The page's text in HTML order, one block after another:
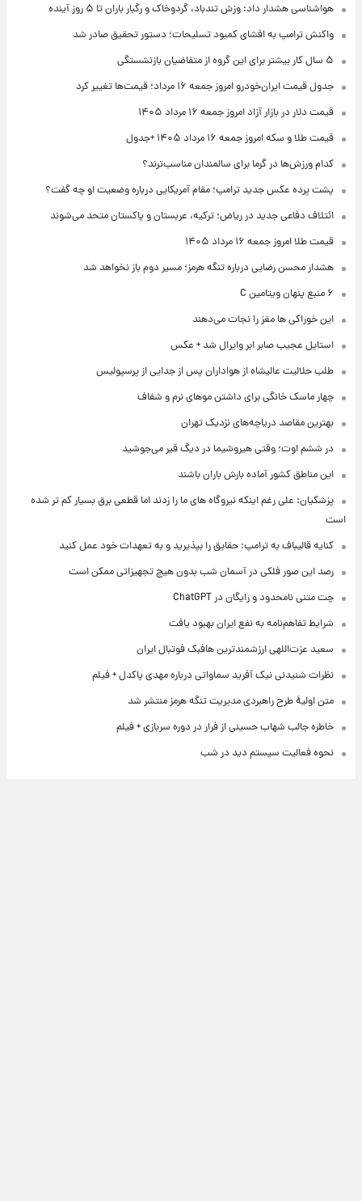
هواشناسی هشدار داد: وزش تندباد، گردوخاک و رگبار باران تا ۵ روز آینده
واکنش ترامپ به افشای کمبود تسلیحات؛ دستور تحقیق صادر شد
۵ سال کار بیشتر برای این گروه از متقاضیان بازنشستگی
جدول قیمت ایران‌خودرو امروز جمعه ۱۶ مرداد؛ قیمت‌ها تغییر کرد
قیمت دلار در بازار آزاد امروز جمعه ۱۶ مرداد ۱۴۰۵
قیمت طلا و سکه امروز جمعه ۱۶ مرداد ۱۴۰۵ +جدول
کدام ورزش‌ها در گرما برای سالمندان مناسب‌ترند؟
پشت پرده عکس جدید ترامپ؛ مقام آمریکایی درباره وضعیت او چه گفت؟
ائتلاف دفاعی جدید در ریاض؛ ترکیه، عربستان و پاکستان متحد می‌شوند
قیمت طلا امروز جمعه ۱۶ مرداد ۱۴۰۵
هشدار محسن رضایی درباره تنگه هرمز؛ مسیر دوم باز نخواهد شد
۶ منبع پنهان ویتامین C
این خوراکی ها مغز را نجات می‌دهند
استایل عجیب صابر ابر وایرال شد + عکس
طلب حلالیت عالیشاه از هواداران پس از جدایی از پرسپولیس
چهار ماسک خانگی برای داشتن موهای نرم و شفاف
بهترین مقاصد دریاچه‌های نزدیک تهران
در ششم اوت؛ وقتی هیروشیما در دیگ قیر می‌جوشید
این مناطق کشور آماده بارش باران باشند
پزشکیان: علی رغم اینکه نیروگاه های ما را زدند اما قطعی برق بسیار کم تر شده
است
کنایه قالیباف به ترامپ: حقایق را بپذیرید و به تعهدات خود عمل کنید
رصد این صور فلکی در آسمان شب بدون هیچ تجهیزاتی ممکن است
چت متنی نامحدود و رایگان در ChatGPT
شرایط تفاهم‌نامه به نفع ایران بهبود یافت
سعید عزت‌اللهی ارزشمندترین هافبک فوتبال ایران
نظرات شنیدنی نیک آفرید سماواتی درباره مهدی پاکدل + فیلم
متن اولیۀ طرح راهبردی مدیریت تنگه هرمز منتشر شد
خاطره جالب شهاب حسینی از فرار در دوره سربازی + فیلم
نحوه فعالیت سیستم دید در شب